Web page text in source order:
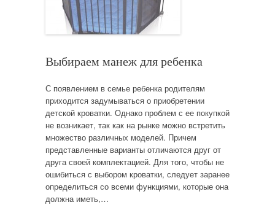
Выбираем манеж для ребенка
С появлением в семье ребенка родителям
приходится задумываться о приобретении
детской кроватки. Однако проблем с ее покупкой
не возникает, так как на рынке можно встретить
множество различных моделей. Причем
представленные варианты отличаются друг от
друга своей комплектацией. Для того, чтобы не
ошибиться с выбором кроватки, следует заранее
определиться со всеми функциями, которые она
должна иметь,…